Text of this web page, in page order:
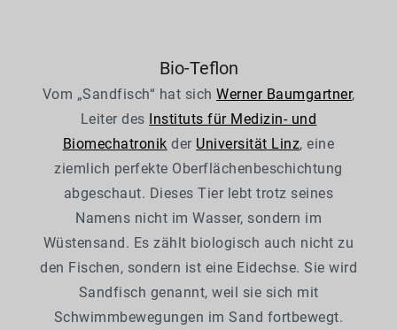
Bio-Teflon
Vom „Sandfisch“ hat sich Werner Baumgartner,
Leiter des Instituts für Medizin- und
Biomechatronik der Universität Linz, eine
ziemlich perfekte Oberflächenbeschichtung
abgeschaut. Dieses Tier lebt trotz seines
Namens nicht im Wasser, sondern im
Wüstensand. Es zählt biologisch auch nicht zu
den Fischen, sondern ist eine Eidechse. Sie wird
Sandfisch genannt, weil sie sich mit
Schwimmbewegungen im Sand fortbewegt.